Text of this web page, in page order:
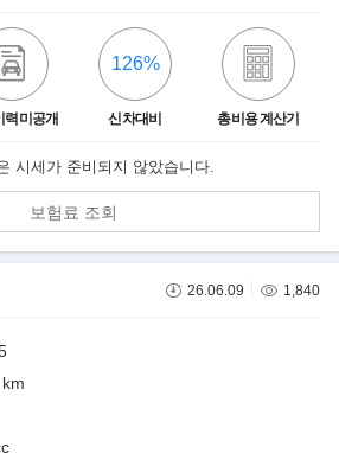
력미공개 신차대비
126%
총비용 계산기
시세가 준비되지 않았습니다.
보험료 조회
26.06.09 1,840